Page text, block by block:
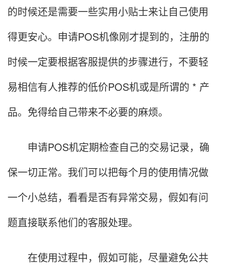
的时候还是需要一些实用小贴士来让自己使用
得更安心。申请POS机像刚才提到的，注册的
时候一定要根据客服提供的步骤进行，不要轻
易相信有人推荐的低价POS机或是所谓的 * 产
品。免得给自己带来不必要的麻烦。
申请POS机定期检查自己的交易记录，确
保一切正常。我们可以把每个月的使用情况做
一个小总结，看看是否有异常交易，假如有问
题直接联系他们的客服处理。
在使用过程中，假如可能，尽量避免公共